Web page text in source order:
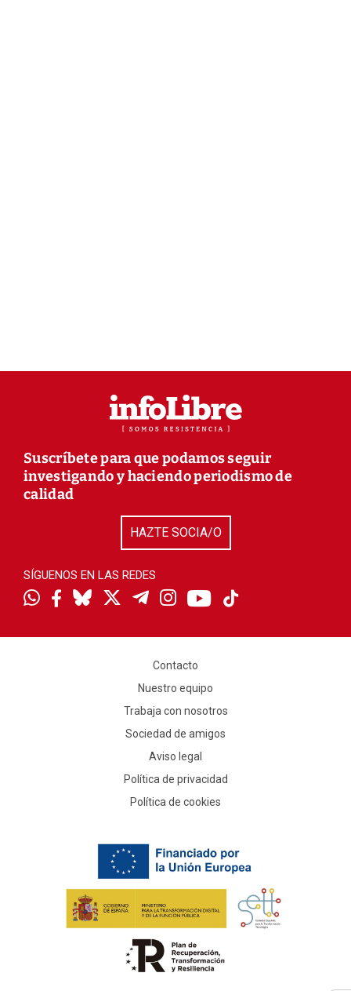
Suscríbete para que podamos seguir
investigando y haciendo periodismo de
calidad
HAZTE SOCIA/O
SÍGUENOS EN LAS REDES
Contacto
Nuestro equipo
Trabaja con nosotros
Sociedad de amigos
Aviso legal
Política de privacidad
Política de cookies